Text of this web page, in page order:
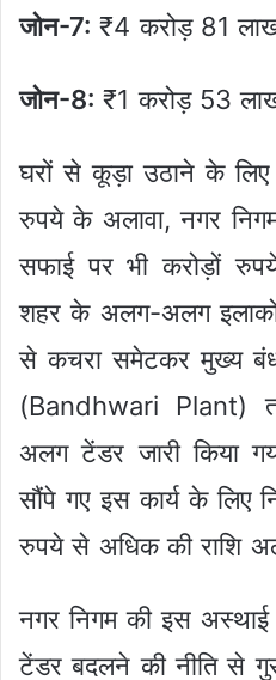
जोन-7: ₹4 करोड़ 81
जोन-8: ₹1 करोड़ 53
घरों से कूड़ा उठाने के
रुपये के अलावा, नगर
सफाई पर भी करोड़ों
शहर के अलग-अलग
से कचरा समेटकर मुख्य
(Bandhwari Plant)
अलग टेंडर जारी किया
सौंपे गए इस कार्य के लिए
रुपये से अधिक की राशि
नगर निगम की इस अस्थाई
टेंडर बदलने की नीति से